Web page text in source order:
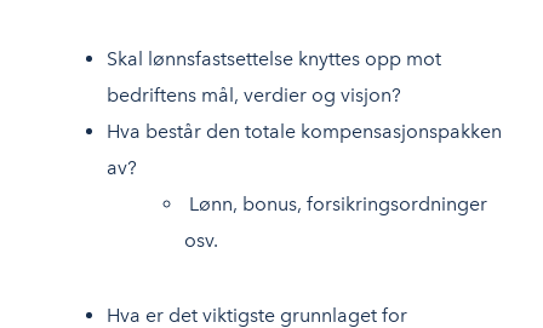
Skal lønnsfastsettelse knyttes opp mot
bedriftens mål, verdier og visjon?
Hva består den totale kompensasjonspakken
av?
Lønn, bonus, forsikringsordninger
osv.
Hva er det viktigste grunnlaget for